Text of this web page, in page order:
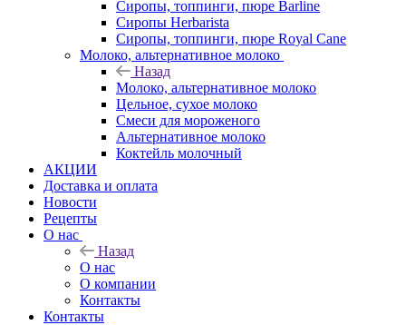
Сиропы, топпинги, пюре Barline
Сиропы Herbarista
Сиропы, топпинги, пюре Royal Cane
Молоко, альтернативное молоко
Назад
Молоко, альтернативное молоко
Цельное, сухое молоко
Смеси для мороженого
Альтернативное молоко
Коктейль молочный
АКЦИИ
Доставка и оплата
Новости
Рецепты
О нас
Назад
О нас
О компании
Контакты
Контакты